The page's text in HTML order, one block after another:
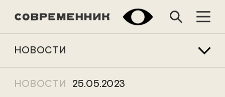
НОВОСТИ
НОВОСТИ 25.05.2023